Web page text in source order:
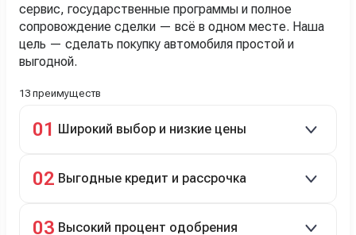
сервис, государственные программы и полное
сопровождение сделки — всё в одном месте. Наша
цель — сделать покупку автомобиля простой и
выгодной.
13 преимуществ
01 Широкий выбор и низкие цены
подержанные авто.
02 Выгодные кредит и рассрочка
рассрочка 0% на 2 года при первом взносе 35–50%.
03 Высокий процент одобрения